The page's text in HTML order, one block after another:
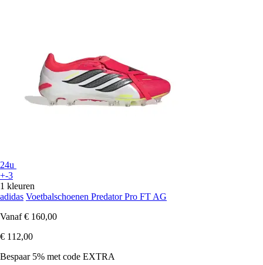
24u
+-3
1 kleuren
adidas Voetbalschoenen Predator Pro FT AG
Vanaf € 160,00
€ 112,00
Bespaar 5% met code EXTRA